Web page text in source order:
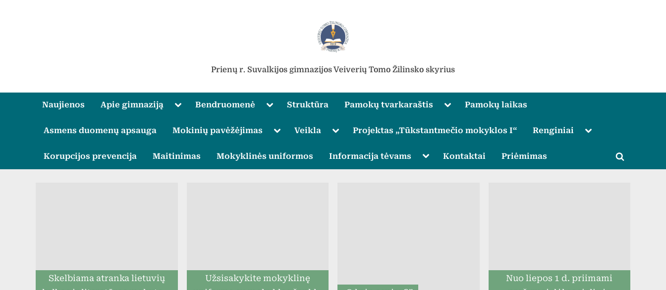
Prienų r. Suvalkijos gimnazijos Veiverių Tomo Žilinsko skyrius
Naujienos Apie gimnaziją
ToggleBendruomenė
Toggle
sub-
menu
Struktūra Pamokų tvarkaraštis
TogglePamokų laikas
Asmens duomenų apsauga Mokinių pavėžėjimas
ToggleVeikla
ToggleProjektas „Tūkstantmečio mokyklos I“ Renginiai
Toggle
Korupcijos prevencija Maitinimas Mokyklinės uniformos Informacija tėvams
Toggle
menu
Kontaktai Priėmimas
Toggle
Skelbiama atranka lietuvių
Užsisakykite mokyklinę
Nuo liepos 1 d. priimami